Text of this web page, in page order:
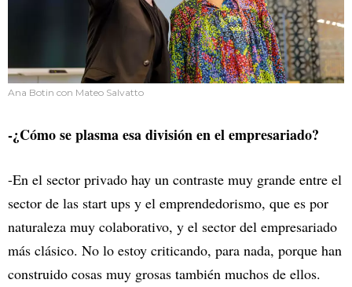
Ana Botin con Mateo Salvatto
-¿Cómo se plasma esa división en el empresariado?
-En el sector privado hay un contraste muy grande entre el
sector de las start ups y el emprendedorismo, que es por
naturaleza muy colaborativo, y el sector del empresariado
más clásico. No lo estoy criticando, para nada, porque han
construido cosas muy grosas también muchos de ellos.